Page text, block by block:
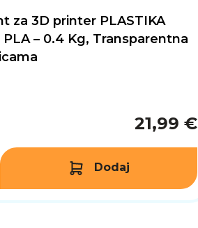
za 3D printer PLASTIKA
PLA – 0.4 Kg, Transparentna
21,99 €
Dodaj